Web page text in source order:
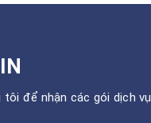
để nhận các gói dịch vụ